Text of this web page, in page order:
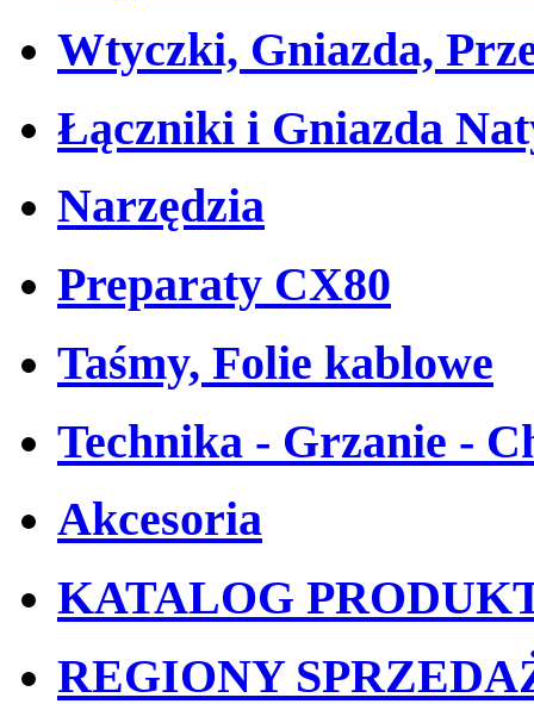
Wtyczki, Gniazda,
Łączniki i Gniazda
Narzędzia
Preparaty CX80
Taśmy, Folie kablowe
Technika - Grzanie -
Akcesoria
KATALOG
REGIONY